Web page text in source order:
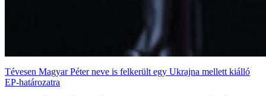
Tévesen Magyar Péter neve is felkerült egy Ukrajna mellett kiálló
EP-határozatra